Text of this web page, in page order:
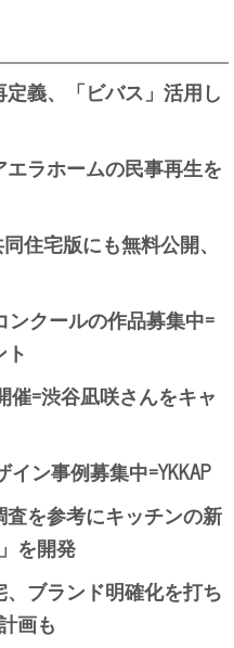
義、「ビバス」活用し
ラホームの民事再生を
住宅版にも無料公開、
クールの作品募集中=
催=渋谷凪咲さんをキャ
ン事例募集中=YKKAP
を参考にキッチンの新
を開発
ブランド明確化を打ち
画も